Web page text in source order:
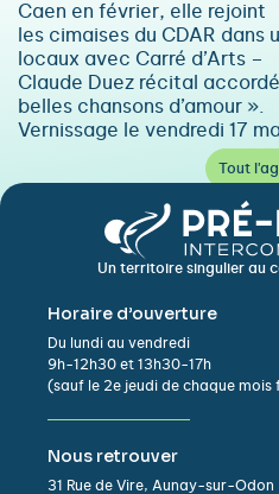
Caen en février, elle rejoint
les cimaises du CDAR
locaux avec Carré d’Arts –
Claude Duez récital
belles chansons d’amour ».
Vernissage le vendredi 17
Tout
Un territoire singulier au
Horaire d’ouverture
Du lundi au vendredi
9h-12h30 et 13h30-17h
(sauf le 2e jeudi de chaque mois
Nous retrouver
31 Rue de Vire, Aunay-sur-Odon